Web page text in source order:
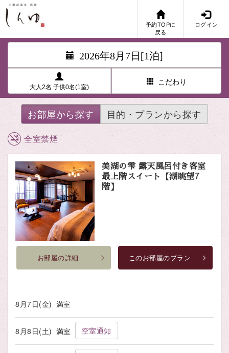
予約TOPに
戻る
ログイン
2026年8月7日[1泊]
大人2名 子供0名(1室)
こだわり
お部屋から探す 目的・プランから探す
全室禁煙
美湖の雫 露天風呂付き客室
最上階スイート【湖眺望7
階】
お部屋の詳細 このお部屋のプラン
8月7日(金) 満室
8月8日(土) 満室 空室通知